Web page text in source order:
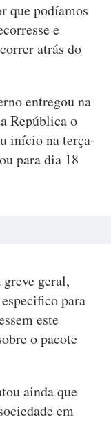
que podíamos
e
atrás do
entregou na
República o
início na terça-
para dia 18
geral,
para
este
o pacote
ainda que
em